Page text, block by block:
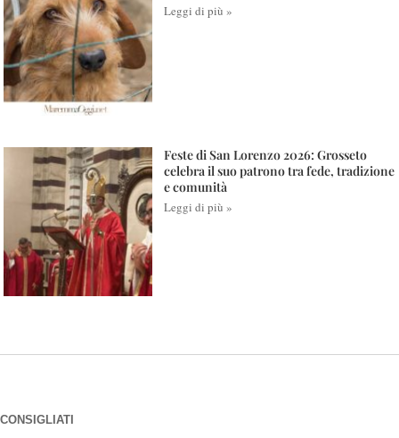
Leggi di più »
Feste di San Lorenzo 2026: Grosseto
celebra il suo patrono tra fede, tradizione
e comunità
Leggi di più »
CONSIGLIATI